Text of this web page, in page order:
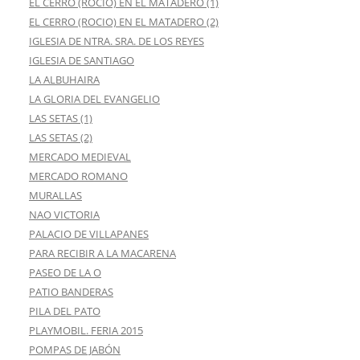
EL CERRO (ROCIO) EN EL MATADERO (2)
IGLESIA DE NTRA. SRA. DE LOS REYES
IGLESIA DE SANTIAGO
LA ALBUHAIRA
LA GLORIA DEL EVANGELIO
LAS SETAS (1)
LAS SETAS (2)
MERCADO MEDIEVAL
MERCADO ROMANO
MURALLAS
NAO VICTORIA
PALACIO DE VILLAPANES
PARA RECIBIR A LA MACARENA
PASEO DE LA O
PATIO BANDERAS
PILA DEL PATO
PLAYMOBIL. FERIA 2015
POMPAS DE JABÓN